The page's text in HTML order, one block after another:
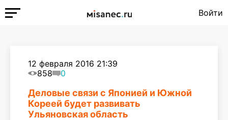
Войти
12 февраля 2016 21:39
858
0
Деловые связи с Японией и Южной
Кореей будет развивать
Ульяновская область